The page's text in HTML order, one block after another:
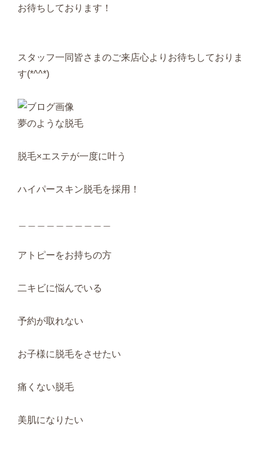
お待ちしております！
スタッフ一同皆さまのご来店心よりお待ちしておりま
す(*^^*)
夢のような脱毛
脱毛×エステが一度に叶う
ハイパースキン脱毛を採用！
アトピーをお持ちの方
二キビに悩んでいる
予約が取れない
お子様に脱毛をさせたい
痛くない脱毛
美肌になりたい